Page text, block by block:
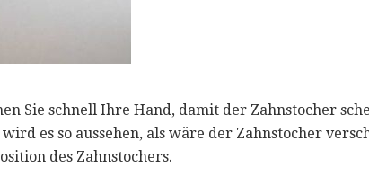
Sie schnell Ihre Hand, damit der Zahnstocher
es so aussehen, als wäre der Zahnstocher
des Zahnstochers.